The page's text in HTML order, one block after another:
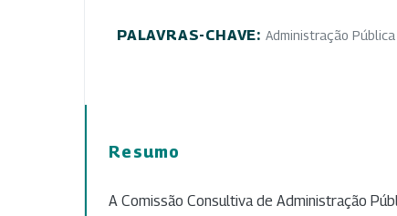
PALAVRAS-CHAVE: Administração Pública
Resumo
A Comissão Consultiva de Administração